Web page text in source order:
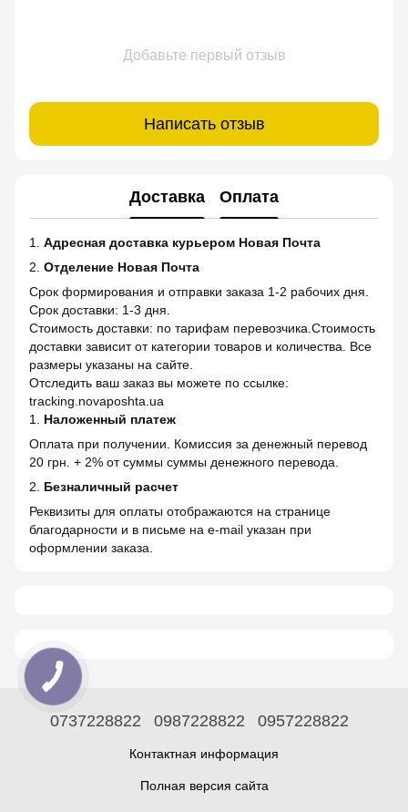
Добавьте первый отзыв
Написать отзыв
Доставка Оплата
1. Адресная доставка курьером Новая Почта
2. Отделение Новая Почта
Срок формирования и отправки заказа 1-2 рабочих дня.
Срок доставки: 1-3 дня.
Стоимость доставки: по тарифам перевозчика.Стоимость
доставки зависит от категории товаров и количества. Все
размеры указаны на сайте.
Отследить ваш заказ вы можете по ссылке:
tracking.novaposhta.ua
1. Наложенный платеж
Оплата при получении. Комиссия за денежный перевод
20 грн. + 2% от суммы суммы денежного перевода.
2. Безналичный расчет
Реквизиты для оплаты отображаются на странице
благодарности и в письме на e-mail указан при
оформлении заказа.
0737228822 0987228822 0957228822
Контактная информация
Полная версия сайта